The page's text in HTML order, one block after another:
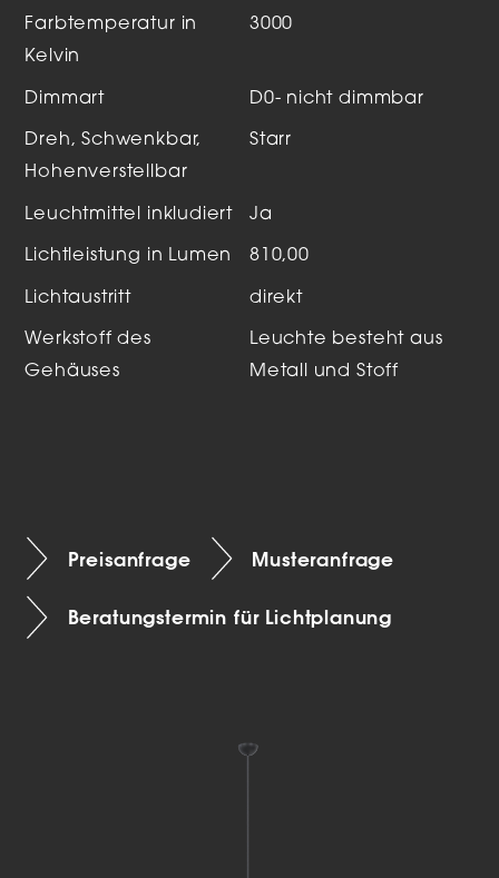
Farbtemperatur in
Kelvin
3000
Dimmart D0- nicht dimmbar
Dreh, Schwenkbar,
Hohenverstellbar
Starr
Leuchtmittel inkludiert Ja
Lichtleistung in Lumen 810,00
Lichtaustritt direkt
Werkstoff des
Gehäuses
Leuchte besteht aus
Metall und Stoff
Preisanfrage Musteranfrage
Beratungstermin für Lichtplanung